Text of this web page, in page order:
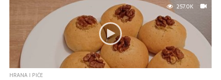
257.0K
HRANA I PIĆE